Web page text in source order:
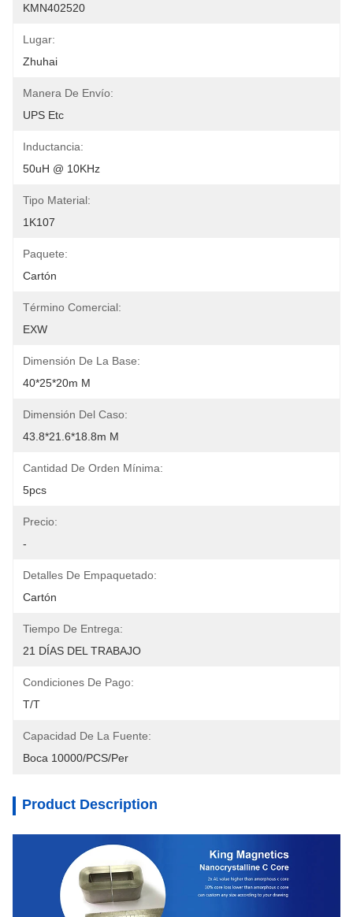
KMN402520
Lugar:
Zhuhai
Manera De Envío:
UPS Etc
Inductancia:
50uH @ 10KHz
Tipo Material:
1K107
Paquete:
Cartón
Término Comercial:
EXW
Dimensión De La Base:
40*25*20m M
Dimensión Del Caso:
43.8*21.6*18.8m M
Cantidad De Orden Mínima:
5pcs
Precio:
-
Detalles De Empaquetado:
Cartón
Tiempo De Entrega:
21 DÍAS DEL TRABAJO
Condiciones De Pago:
T/T
Capacidad De La Fuente:
Boca 10000/PCS/Per
Product Description